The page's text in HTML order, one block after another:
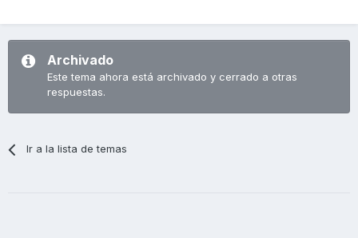
Archivado
Este tema ahora está archivado y cerrado a otras
respuestas.
Ir a la lista de temas